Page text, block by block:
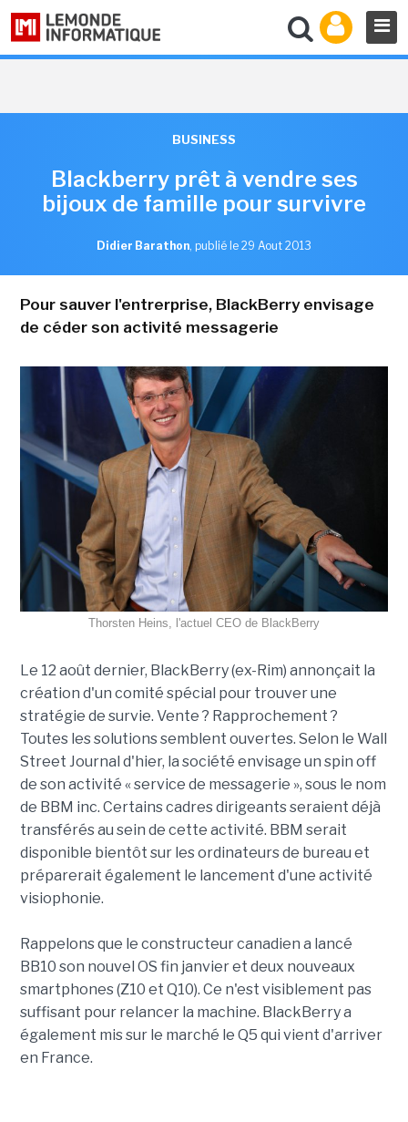
BUSINESS
Blackberry prêt à vendre ses
bijoux de famille pour survivre
Didier Barathon, publié le 29 Aout 2013
Pour sauver l'entrerprise, BlackBerry envisage
de céder son activité messagerie
Thorsten Heins, l'actuel CEO de BlackBerry
Le 12 août dernier, BlackBerry (ex-Rim) annonçait la
création d'un comité spécial pour trouver une
stratégie de survie. Vente ? Rapprochement ?
Toutes les solutions semblent ouvertes. Selon le Wall
Street Journal d'hier, la société envisage un spin off
de son activité « service de messagerie », sous le nom
de BBM inc. Certains cadres dirigeants seraient déjà
transférés au sein de cette activité. BBM serait
disponible bientôt sur les ordinateurs de bureau et
préparerait également le lancement d'une activité
visiophonie.
Rappelons que le constructeur canadien a lancé
BB10 son nouvel OS fin janvier et deux nouveaux
smartphones (Z10 et Q10). Ce n'est visiblement pas
suffisant pour relancer la machine. BlackBerry a
également mis sur le marché le Q5 qui vient d'arriver
en France.